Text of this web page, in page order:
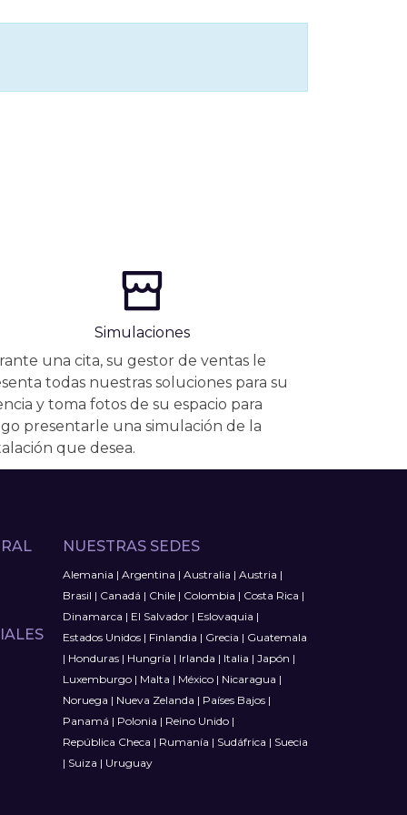
Simulaciones
una cita, su gestor de ventas le
todas nuestras soluciones para su
y toma fotos de su espacio para
presentarle una simulación de la
que desea.
NUESTRAS SEDES
Alemania | Argentina | Australia | Austria |
Brasil | Canadá | Chile| Colombia | Costa Rica |
Dinamarca | El Salvador| Eslovaquia |
Estados Unidos| Finlandia | Grecia | Guatemala
| Honduras| Hungría | Irlanda | Italia | Japón |
Luxemburgo| Malta | México| Nicaragua |
Noruega | Nueva Zelanda | Países Bajos|
Panamá | Polonia | Reino Unido|
República Checa | Rumanía | Sudáfrica | Suecia
| Suiza | Uruguay